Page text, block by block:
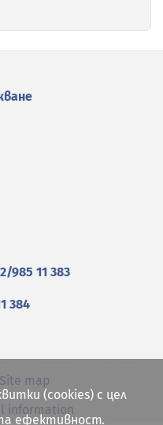
985 11 383
384
Site map
information
(cookies) с цел
ефективност.